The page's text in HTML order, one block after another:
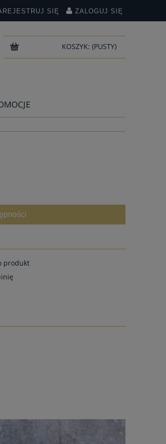
SIĘ ZALOGUJ SIĘ
KOSZYK: (PUSTY)
produkt